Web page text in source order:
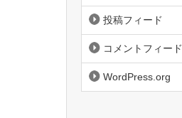
投稿フィード
コメントフィード
WordPress.org